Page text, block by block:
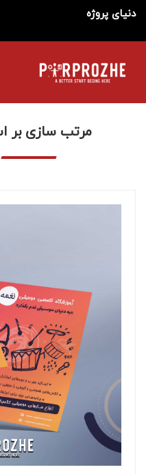
دنیای پروژه
مرتب سازی بر